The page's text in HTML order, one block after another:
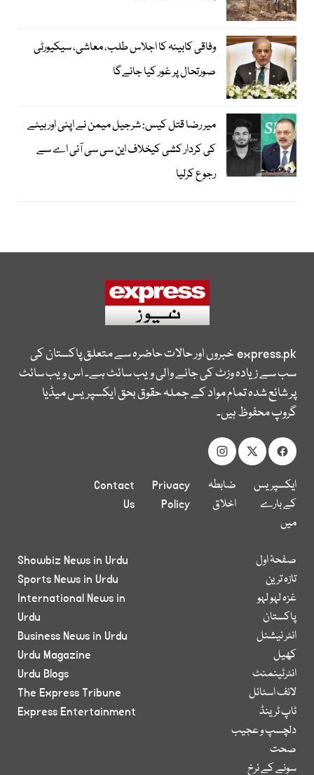
وفاقی کابینہ کا اجلاس طلب، معاشی، سیکیورٹی
صورتحال پر غور کیا جائےگا
میر رضا قتل کیس: شرجیل میمن نے اپنی اور بیٹے
کی کردار کشی کیخلاف این سی سی آئی اے سے
رجوع کرلیا
express.pkخبروں اور حالات حاضرہ سے متعلق پاکستان کی
سب سے زیادہ وزٹ کی جانے والی ویب سائٹ ہے۔ اس ویب سائٹ
پر شائع شدہ تمام مواد کے جملہ حقوق بحق ایکسپریس میڈیا
گروپ محفوظ ہیں۔
ایکسپریس
کے بارے
میں
ضابطہ
اخلاق
Privacy
Policy
Contact
Us
صفحۂ اول
تازہ ترین
غزہ لہو لہو
پاکستان
انٹر نیشنل
کھیل
انٹرٹینمنٹ
لائف اسٹائل
ٹاپ ٹرینڈ
دلچسپ و عجیب
صحت
سونے کے نرخ
Showbiz News in Urdu
Sports News in Urdu
International News in
Urdu
Business News in Urdu
Urdu Magazine
Urdu Blogs
The Express Tribune
Express Entertainment